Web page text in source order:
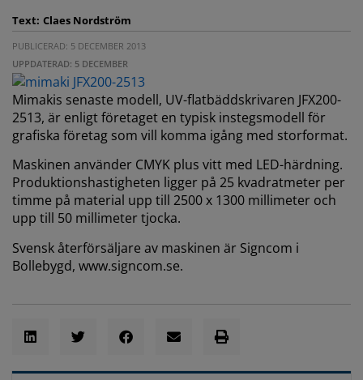
Text: Claes Nordström
PUBLICERAD: 5 DECEMBER 2013
UPPDATERAD: 5 DECEMBER
Mimakis senaste modell, UV-flatbäddskrivaren JFX200-
2513, är enligt företaget en typisk instegsmodell för
grafiska företag som vill komma igång med storformat.
Maskinen använder CMYK plus vitt med LED-härdning.
Produktionshastigheten ligger på 25 kvadratmeter per
timme på material upp till 2500 x 1300 millimeter och
upp till 50 millimeter tjocka.
Svensk återförsäljare av maskinen är Signcom i
Bollebygd, www.signcom.se.